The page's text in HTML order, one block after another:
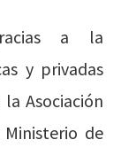
a la
y privadas
Asociación
de